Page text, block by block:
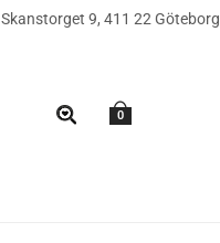
Skanstorget 9, 411 22 Göteborg
0